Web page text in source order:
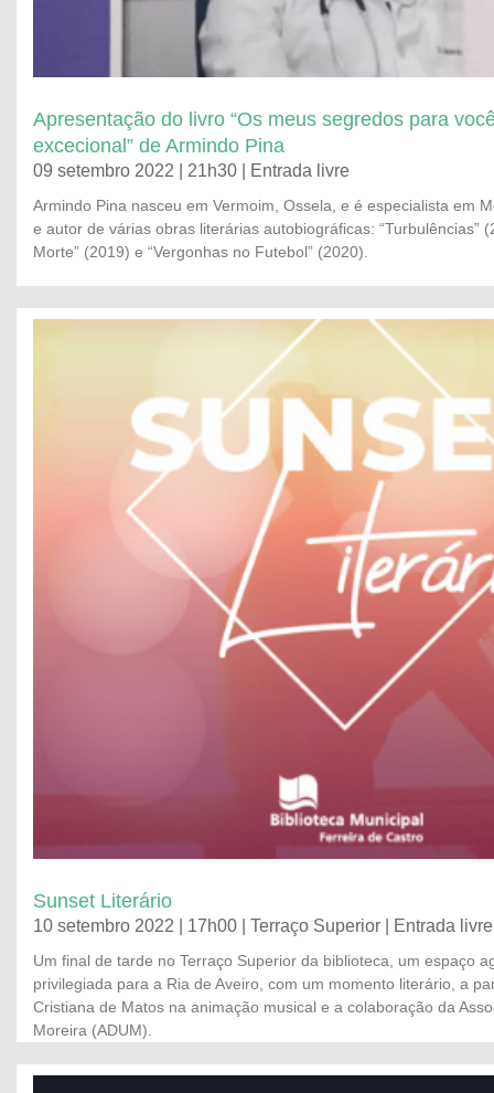
Apresentação do livro “Os meus segredos para
excecional” de Armindo Pina
09 setembro 2022 | 21h30 | Entrada livre
Armindo Pina nasceu em Vermoim, Ossela, e é especialista em
e autor de várias obras literárias autobiográficas: “Turbulências”
Morte” (2019) e “Vergonhas no Futebol” (2020).
Sunset Literário
10 setembro 2022 | 17h00 | Terraço Superior | Entrada livre
Um final de tarde no Terraço Superior da biblioteca, um espaço
privilegiada para a Ria de Aveiro, com um momento literário, a
Cristiana de Matos na animação musical e a colaboração da
Moreira (ADUM).